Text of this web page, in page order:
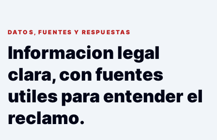
DATOS, FUENTES Y RESPUESTAS
Informacion legal
clara, con fuentes
utiles para entender el
reclamo.